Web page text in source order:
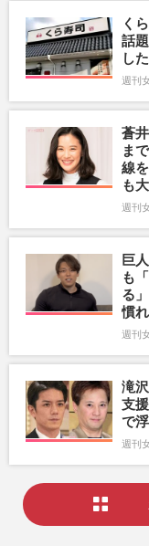
く
話
し
週刊
蒼
ま
線
も
週刊
巨
も
る
慣
週刊
滝
支
で
週刊